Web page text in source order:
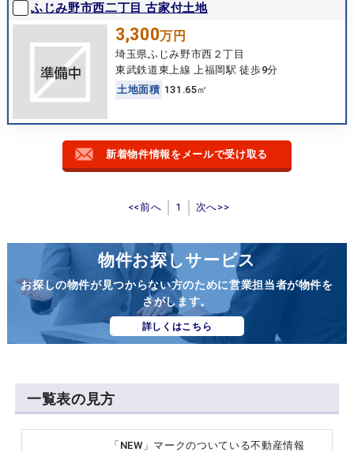
ふじみ野市西二丁目 古家付土地
3,300万円
埼玉県ふじみ野市西２丁目
東武鉄道東上線 上福岡駅 徒歩9分
土地面積 131.65㎡
新着物件情報をメールで受け取る
<<前へ 1 次へ>>
物件お探しサービス
お探しの物件が見つからない方のために営業担当者が物件を
さがします。
詳しくはこちら
一覧表の見方
「NEW」マークのついている不動産情報